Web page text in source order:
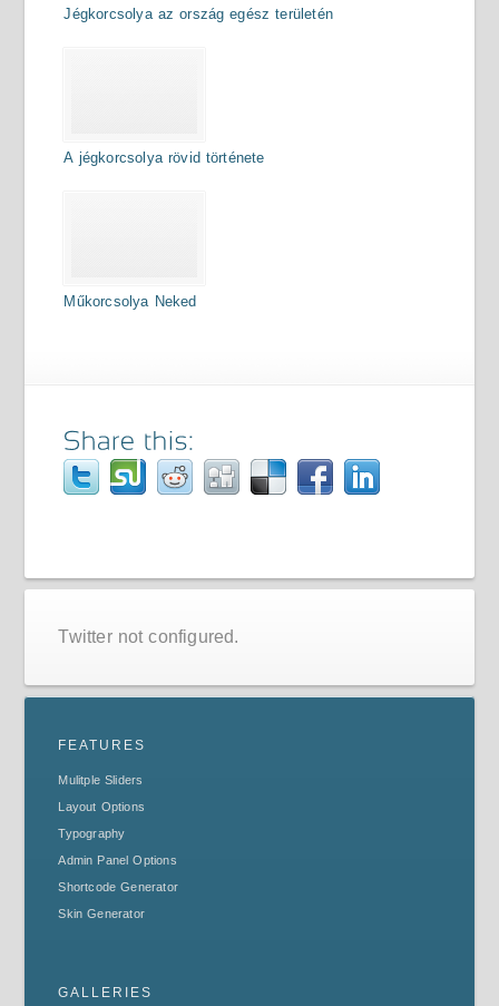
Jégkorcsolya az ország egész területén
A jégkorcsolya rövid története
Műkorcsolya Neked
Twitter not configured.
FEATURES
Mulitple Sliders
Layout Options
Typography
Admin Panel Options
Shortcode Generator
Skin Generator
GALLERIES